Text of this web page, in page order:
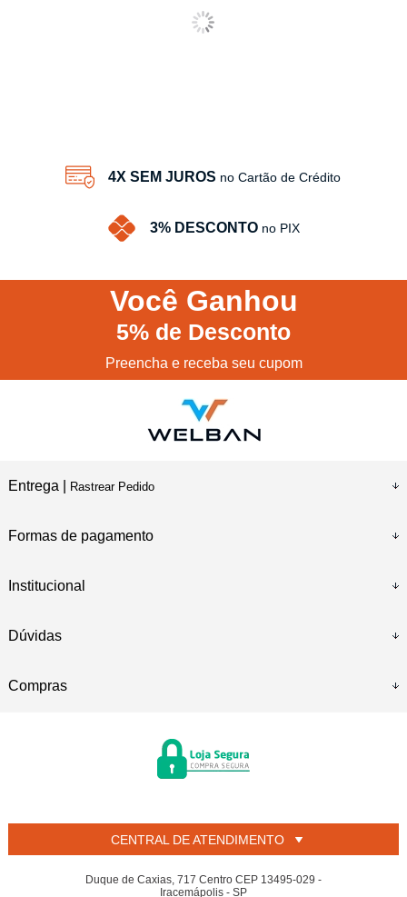
4X SEM JUROS no Cartão de Crédito
3% DESCONTO no PIX
Você Ganhou
5% de Desconto
Preencha e receba seu cupom
Entrega | Rastrear Pedido
Formas de pagamento
Institucional
Dúvidas
Compras
CENTRAL DE ATENDIMENTO
Duque de Caxias, 717 Centro CEP 13495-029 -
Iracemápolis - SP